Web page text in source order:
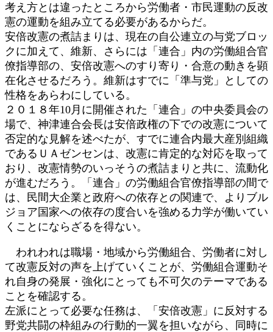
考え方とは違ったところから労働者・市民運動の反改
憲の運動を組み立てる必要があるからだ。
安倍改憲の煮詰まりは、現在の自公連立の与党ブロッ
クに加えて、維新、さらには「連合」内の労働組合官
僚指導部の、安倍改憲へのすり寄り・合意の動きを顕
在化させるだろう。維新はすでに「準与党」としての
性格をあらわにしている。
２０１８年10月に開催された「連合」の中央委員会の
場で、神津連合会長は安倍政権の下での改憲について
否定的な見解を述べたが、すでに連合内最大産別組織
であるＵＡゼンセンは、改憲に肯定的な対応を取って
おり、改憲情勢のいっそうの煮詰まりと共に、流動化
が進むだろう。「連合」の労働組合官僚指導部の間で
は、民間大企業と政府への依存との関連で、よりブル
ジョア国家への依存の度合いを強める力学が働いてい
くことにならざるを得ない。
われわれは職場・地域から労働組合、労働者に対し
て改憲反対の声を上げていくことが、労働組合運動そ
れ自身の発展・強化にとっても不可欠のテーマである
ことを確認する。
左派にとって必要な任務は、「安倍改憲」に反対する
野党共闘の枠組みの行動的一翼を担いながら、同時に